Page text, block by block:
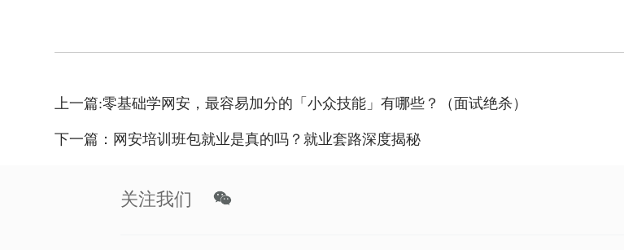
上一篇:零基础学网安，最容易加分的「小众技能」有哪些？（面试绝杀）
下一篇：网安培训班包就业是真的吗？就业套路深度揭秘
关注我们